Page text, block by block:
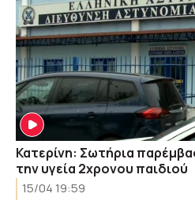
Κατερίνη: Σωτήρια
την υγεία 2χρονου παιδιού
15/04 19:59